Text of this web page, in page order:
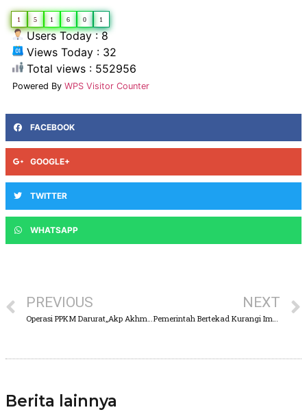
1 5 1 6 0 1
Users Today : 8
Views Today : 32
Total views : 552956
Powered By WPS Visitor Counter
FACEBOOK
GOOGLE+
TWITTER
WHATSAPP
PREVIOUS
Operasi PPKM Darurat,,Akp Akhmad Shukiyanto Borong Dagangan Penjual Lalapan
NEXT
Pemerintah Bertekad Kurangi Import, Genjot Produksi Dalam Negeri
Berita lainnya